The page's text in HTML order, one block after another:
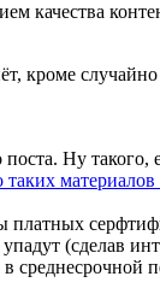
качества
кроме
Ну
таких материалов
платных
(сделав